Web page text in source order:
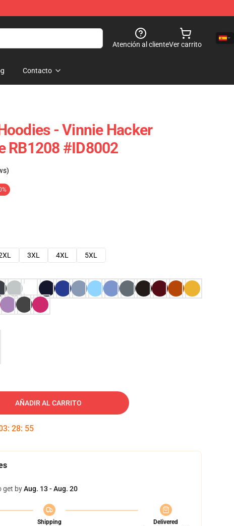
Atención al clienteVer carrito
Contacto
- Vinnie Hacker
RB1208 #ID8002
3XL 4XL
5XL
AÑADIR AL CARRITO
: 28: 54
get byAug. 13 - Aug. 20
Shipping
Delivered